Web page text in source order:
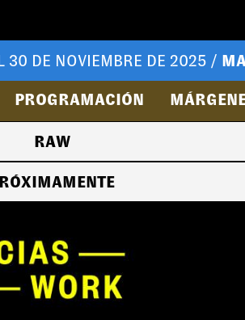
30 DE NOVIEMBRE DE 2025 /
PROGRAMACIÓN
RAW